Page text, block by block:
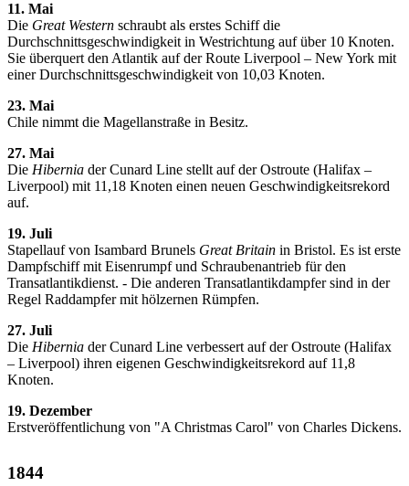
11. Mai
Die Great Western schraubt als erstes Schiff die
Durchschnittsgeschwindigkeit in Westrichtung auf über 10 Knoten.
Sie überquert den Atlantik auf der Route Liverpool – New York mit
einer Durchschnittsgeschwindigkeit von 10,03 Knoten.
23. Mai
Chile nimmt die Magellanstraße in Besitz.
27. Mai
Die Hibernia der Cunard Line stellt auf der Ostroute (Halifax –
Liverpool) mit 11,18 Knoten einen neuen Geschwindigkeitsrekord
auf.
19. Juli
Stapellauf von Isambard Brunels Great Britain in Bristol. Es ist erste
Dampfschiff mit Eisenrumpf und Schraubenantrieb für den
Transatlantikdienst. - Die anderen Transatlantikdampfer sind in der
Regel Raddampfer mit hölzernen Rümpfen.
27. Juli
Die Hibernia der Cunard Line verbessert auf der Ostroute (Halifax
– Liverpool) ihren eigenen Geschwindigkeitsrekord auf 11,8
Knoten.
19. Dezember
Erstveröffentlichung von "A Christmas Carol" von Charles Dickens.
1844